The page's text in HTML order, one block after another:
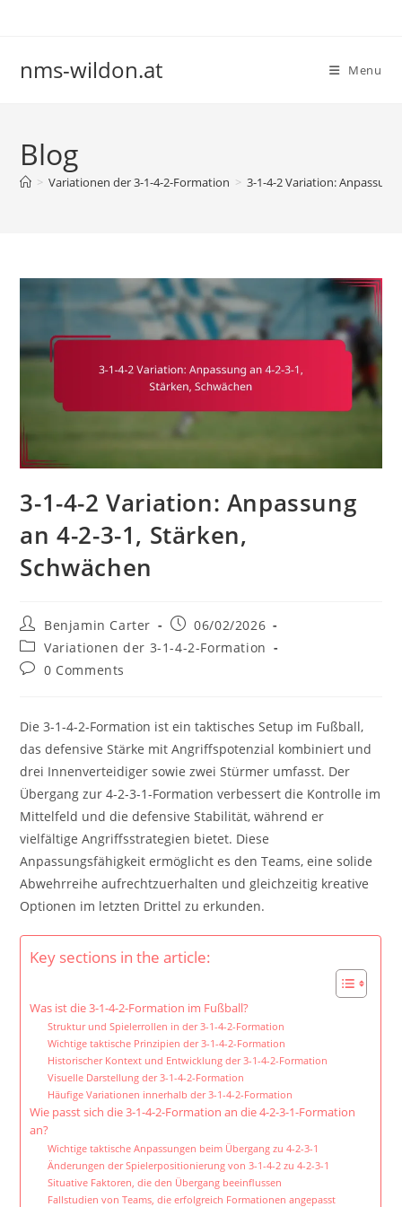
nms-wildon.at Menu
Blog
> Variationen der 3-1-4-2-Formation > 3-1-4-2 Variation:
3-1-4-2 Variation: Anpassung
an 4-2-3-1, Stärken,
Schwächen
Post
author:
Benjamin Carter
Post
published:
06/02/2026
Post
category:
Variationen der 3-1-4-2-Formation
Post0 Comments
Die 3-1-4-2-Formation ist ein taktisches Setup im Fußball,
das defensive Stärke mit Angriffspotenzial kombiniert und
drei Innenverteidiger sowie zwei Stürmer umfasst. Der
Übergang zur 4-2-3-1-Formation verbessert die Kontrolle im
Mittelfeld und die defensive Stabilität, während er
vielfältige Angriffsstrategien bietet. Diese
Anpassungsfähigkeit ermöglicht es den Teams, eine solide
Abwehrreihe aufrechtzuerhalten und gleichzeitig kreative
Optionen im letzten Drittel zu erkunden.
Key sections in the article:
Was ist die 3-1-4-2-Formation im Fußball?
Struktur und Spielerrollen in der 3-1-4-2-Formation
Wichtige taktische Prinzipien der 3-1-4-2-Formation
Historischer Kontext und Entwicklung der 3-1-4-2-Formation
Visuelle Darstellung der 3-1-4-2-Formation
Häufige Variationen innerhalb der 3-1-4-2-Formation
Wie passt sich die 3-1-4-2-Formation an die 4-2-3-1-Formation
an?
Wichtige taktische Anpassungen beim Übergang zu 4-2-3-1
Änderungen der Spielerpositionierung von 3-1-4-2 zu 4-2-3-1
Situative Faktoren, die den Übergang beeinflussen
Fallstudien von Teams, die erfolgreich Formationen angepasst